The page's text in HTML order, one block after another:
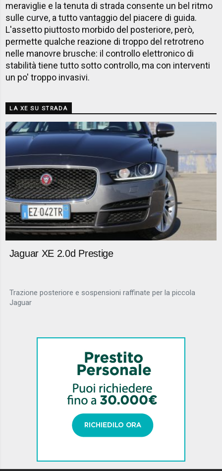
meraviglie e la tenuta di strada consente un bel ritmo
sulle curve, a tutto vantaggio del piacere di guida.
L'assetto piuttosto morbido del posteriore, però,
permette qualche reazione di troppo del retrotreno
nelle manovre brusche: il controllo elettronico di
stabilità tiene tutto sotto controllo, ma con interventi
un po' troppo invasivi.
LA XE SU STRADA
Jaguar XE 2.0d Prestige
Trazione posteriore e sospensioni raffinate per la piccola
Jaguar